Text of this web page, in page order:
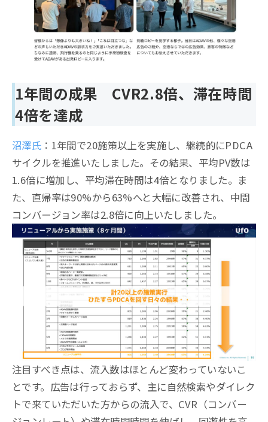
1年間の成果 CVR2.8倍、滞在時間
4倍を達成
沼澤氏 ：1年間で20施策以上を実施し、継続的にPDCA
サイクルを推進いたしました。その結果、平均PV数は
1.6倍に増加し、平均滞在時間は4倍となりました。ま
た、直帰率は90%から63%へと大幅に改善され、中間
コンバージョン率は2.8倍に向上いたしました。
注目すべき点は、流入数はほとんど変わっていないこ
とです。広告は行っておらず、主に自然検索やダイレク
トで来ていただいた方からの流入で、CVR（コンバー